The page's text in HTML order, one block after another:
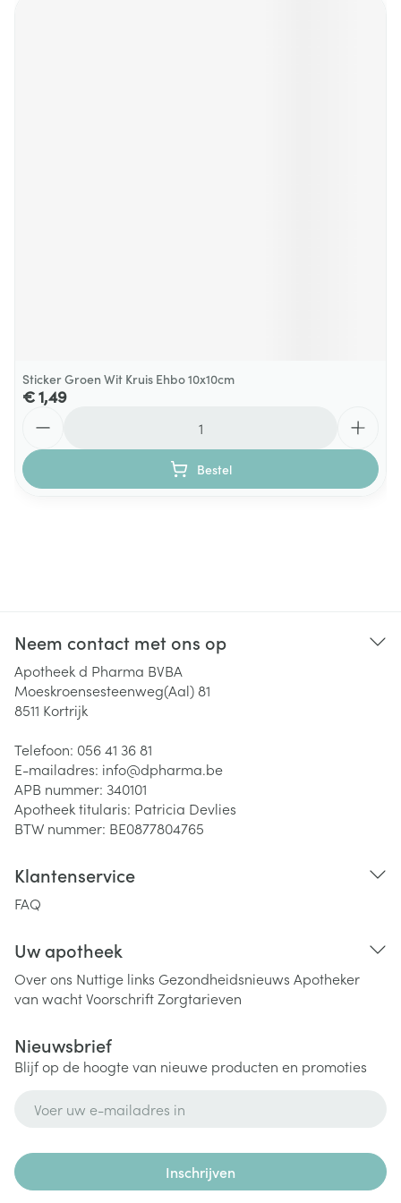
Sticker Groen Wit Kruis Ehbo 10x10cm
€ 1,49
Bestel
Neem contact met ons op
Apotheek d Pharma BVBA
Moeskroensesteenweg(Aal) 81
8511 Kortrijk
Telefoon: 056 41 36 81
E-mailadres: info@dpharma.be
APB nummer: 340101
Apotheek titularis: Patricia Devlies
BTW nummer: BE0877804765
Klantenservice
FAQ
Uw apotheek
Over ons Nuttige links Gezondheidsnieuws Apotheker
van wachtVoorschriftZorgtarieven
Nieuwsbrief
Blijf op de hoogte van nieuwe producten en promoties
Inschrijven